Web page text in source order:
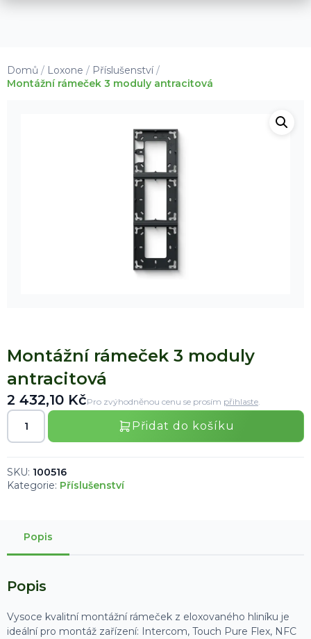
Technologie
Showroom
Společnost
E-shop
Klientský portál
Domů / Loxone / Příslušenství /
Montážní rámeček 3 moduly antracitová
Montážní rámeček 3 moduly
antracitová
2 432,10 KčPro zvýhodněnou cenu se prosím přihlaste
Montážní
3
množství
Přidat do košíku
SKU: 100516
Kategorie: Příslušenství
Popis
Popis
Vysoce kvalitní montážní rámeček z eloxovaného hliníku je
ideální pro montáž zařízení: Intercom, Touch Pure Flex, NFC